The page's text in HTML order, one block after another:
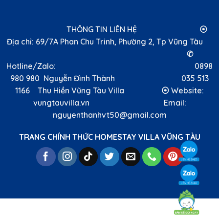
TRANG CHÍNH THỨC HOMESTAY VILLA VŨNG TÀU
THÔNG TIN LIÊN HỆ ⦿
Địa chỉ: 69/7A Phan Chu Trinh, Phường 2, Tp Vũng Tàu
✆
Hotline/Zalo: 0898
980 980 Nguyễn Đình Thành 035 513
1166 Thu Hiền Vũng Tàu Villa ⦿ Website:
vungtauvilla.vn Email:
nguyenthanhvt50@gmail.com